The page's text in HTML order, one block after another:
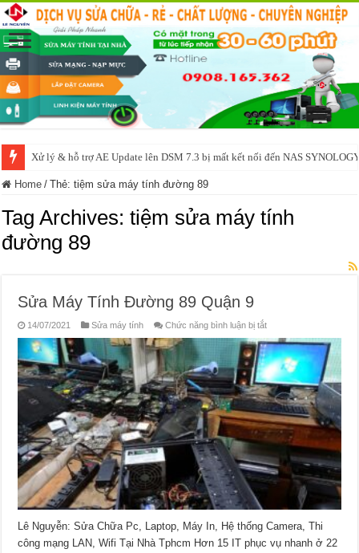
Xử lý & hỗ trợ AE Update lên DSM 7.3 bị mất kết nối đến NAS
Home / Thẻ:tiệm sửa máy tính đường 89
Tag Archives:tiệm sửa máy tính
đường 89
Sửa Máy Tính Đường 89 Quận 9
14/07/2021 Sửa máy tính Chức năng bình luận bị tắtở
Máy
Tính
Đường
89
Quận
9
Lê Nguyễn: Sửa Chữa Pc, Laptop, Máy In, Hệ thống Camera, Thi
công mạng LAN, Wifi Tại Nhà Tphcm Hơn 15 IT phục vụ nhanh ở 22